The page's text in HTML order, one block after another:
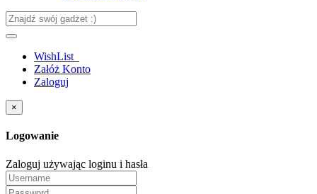
WishList
Załóż Konto
Zaloguj
×
Logowanie
Zaloguj używając loginu i hasła